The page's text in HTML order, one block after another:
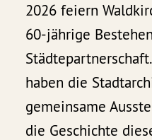
2026 feiern
60-jährige
haben die
gemeinsame
die Geschichte